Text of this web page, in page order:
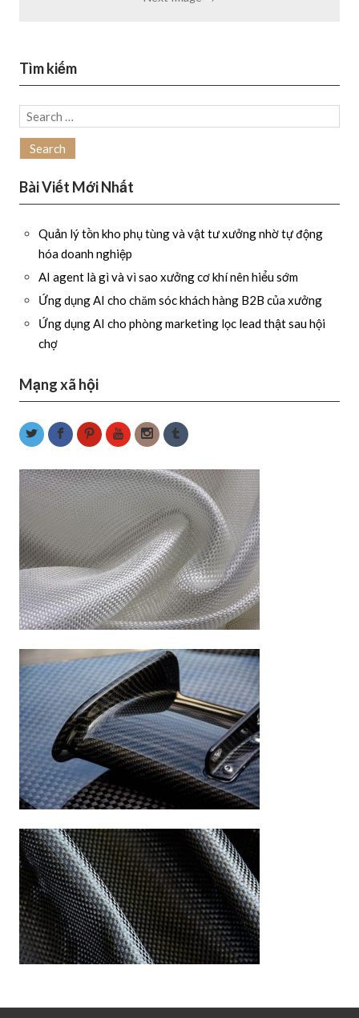
Tìm kiếm
Search
for:
Bài Viết Mới Nhất
Quản lý tồn kho phụ tùng và vật tư xưởng nhờ tự động
hóa doanh nghiệp
AI agent là gì và vì sao xưởng cơ khí nên hiểu sớm
Ứng dụng AI cho chăm sóc khách hàng B2B của xưởng
Ứng dụng AI cho phòng marketing lọc lead thật sau hội
chợ
Mạng xã hội